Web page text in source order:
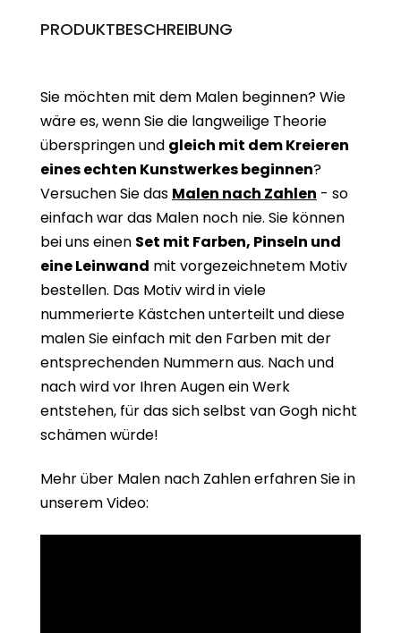
PRODUKTBESCHREIBUNG
Sie möchten mit dem Malen beginnen? Wie
wäre es, wenn Sie die langweilige Theorie
überspringen und gleich mit dem Kreieren
eines echten Kunstwerkes beginnen?
Versuchen Sie das Malen nach Zahlen - so
einfach war das Malen noch nie. Sie können
bei uns einen Set mit Farben, Pinseln und
eine Leinwand mit vorgezeichnetem Motiv
bestellen. Das Motiv wird in viele
nummerierte Kästchen unterteilt und diese
malen Sie einfach mit den Farben mit der
entsprechenden Nummern aus. Nach und
nach wird vor Ihren Augen ein Werk
entstehen, für das sich selbst van Gogh nicht
schämen würde!
Mehr über Malen nach Zahlen erfahren Sie in
unserem Video: